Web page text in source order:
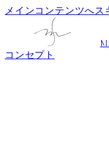
メインコンテンツへス
コンセプト